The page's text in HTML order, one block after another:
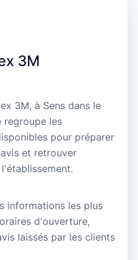
3M
3M, à Sens dans le
regroupe les
pour préparer
et retrouver
informations les plus
d'ouverture,
laissés par les clients